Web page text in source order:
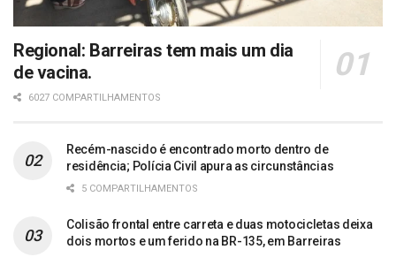
Regional: Barreiras tem mais um dia
de vacina.
6027 COMPARTILHAMENTOS
Recém-nascido é encontrado morto dentro de
residência; Polícia Civil apura as circunstâncias
5 COMPARTILHAMENTOS
Colisão frontal entre carreta e duas motocicletas deixa
dois mortos e um ferido na BR-135, em Barreiras